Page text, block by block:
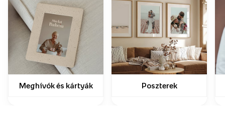
Meghívók és kártyák Poszterek